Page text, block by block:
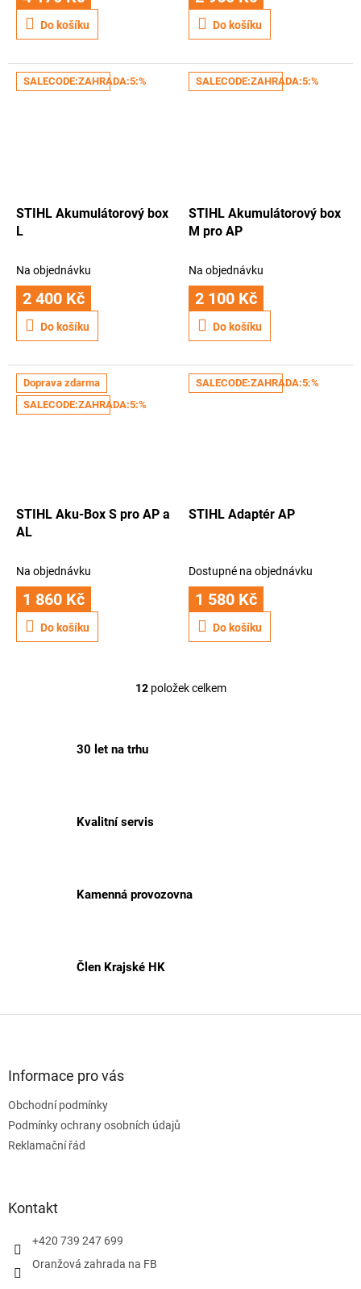
Do košíku Do košíku
SALECODE:ZAHRADA:5:%
STIHL Akumulátorový box
L
Na objednávku
2 400 Kč
Do košíku
SALECODE:ZAHRADA:5:%
STIHL Akumulátorový box
M pro AP
Na objednávku
2 100 Kč
Do košíku
Doprava zdarma
SALECODE:ZAHRADA:5:%
STIHL Aku-Box S pro AP a
AL
Na objednávku
1 860 Kč
Do košíku
SALECODE:ZAHRADA:5:%
STIHL Adaptér AP
Dostupné na objednávku
1 580 Kč
Do košíku
O
v
12položek celkem
30 let na trhu
Kvalitní servis
Kamenná provozovna
Člen Krajské HK
Informace pro vás
Obchodní podmínky
Podmínky ochrany osobních údajů
Reklamační řád
Kontakt
+420 739 247 699
Oranžová zahrada na FB